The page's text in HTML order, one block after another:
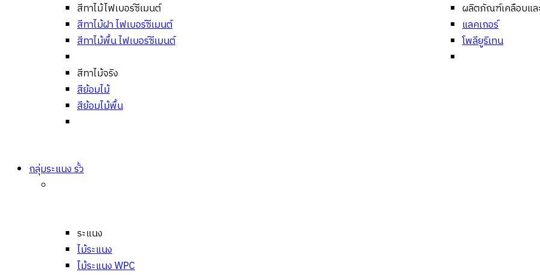
สีทาไม้ไฟเบอร์ซีเมนต์
สีทาไม้ฝา ไฟเบอร์ซีเมนต์
สีทาไม้พื้น ไฟเบอร์ซีเมนต์
สีทาไม้จริง
สีย้อมไม้
สีย้อมไม้พื้น
ผลิตภัณฑ์เคลือบแล
แลคเกอร์
โพลียูริเทน
กลุ่มระแนง รั้ว
ระแนง
ไม้ระแนง
ไม้ระแนง WPC